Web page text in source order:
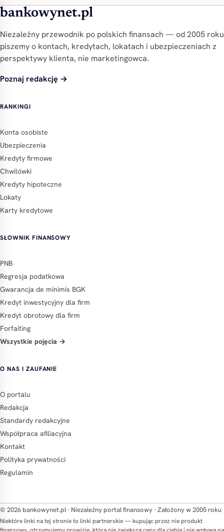
bankowynet.pl
Niezależny przewodnik po polskich finansach — od 2005 roku
piszemy o kontach, kredytach, lokatach i ubezpieczeniach z
perspektywy klienta, nie marketingowca.
Poznaj redakcję →
RANKINGI
Konta osobiste
Ubezpieczenia
Kredyty firmowe
Chwilówki
Kredyty hipoteczne
Lokaty
Karty kredytowe
SŁOWNIK FINANSOWY
PNB
Regresja podatkowa
Gwarancja de minimis BGK
Kredyt inwestycyjny dla firm
Kredyt obrotowy dla firm
Forfaiting
Wszystkie pojęcia →
O NAS I ZAUFANIE
O portalu
Redakcja
Standardy redakcyjne
Współpraca afiliacyjna
Kontakt
Polityka prywatności
Regulamin
© 2026 bankowynet.pl · Niezależny portal finansowy · Założony w 2005 roku
Niektóre linki na tej stronie to linki partnerskie — kupując przez nie produkt